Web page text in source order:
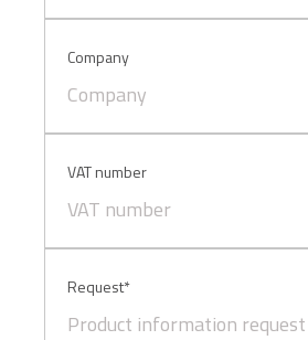
sopra.
Company
VAT number
Request*
Product information request